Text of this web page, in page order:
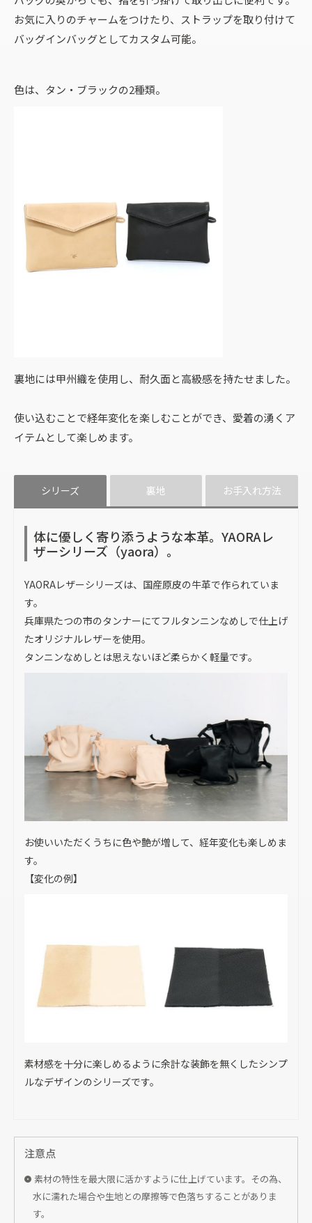
お気に入りのチャームをつけたり、ストラップを取り付けて
バッグインバッグとしてカスタム可能。
色は、タン・ブラックの2種類。
裏地には甲州織を使用し、耐久面と高級感を持たせました。
使い込むことで経年変化を楽しむことができ、愛着の湧くア
イテムとして楽しめます。
シリーズ
体に優しく寄り添うような本革。YAORAレ
ザーシリーズ（yaora）。
YAORAレザーシリーズは、国産原皮の牛革で作られていま
す。
兵庫県たつの市のタンナーにてフルタンニンなめしで仕上げ
たオリジナルレザーを使用。
タンニンなめしとは思えないほど柔らかく軽量です。
お使いいただくうちに色や艶が増して、経年変化も楽しめま
す。
【変化の例】
素材感を十分に楽しめるように余計な装飾を無くしたシンプ
ルなデザインのシリーズです。
裏地 お手入れ方法
注意点
素材の特性を最大限に活かすように仕上げています。その為、
水に濡れた場合や生地との摩擦等で色落ちすることがありま
す。